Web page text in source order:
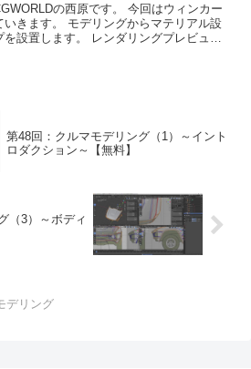
西原です。 今回はウィンカー
いきます。 モデリングからマテリアル設
レンダリングプレビュー
第48回：クルマモデリング（1）～イント
ロダクション～【無料】
（3）～ボディ
デリング